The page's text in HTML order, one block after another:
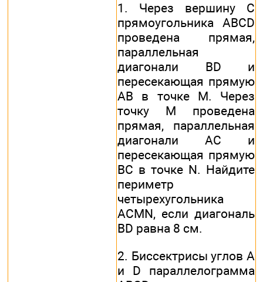
1. Через вершину С
прямоугольника ABCD
проведена прямая,
параллельная
диагонали BD и
пересекающая прямую
АВ в точке М. Через
точку М проведена
прямая, параллельная
диагонали АС и
пересекающая прямую
ВС в точке N. Найдите
периметр
четырехугольника
ACMN, если диагональ
BD равна 8 см.
2. Биссектрисы углов А
и D параллелограмма